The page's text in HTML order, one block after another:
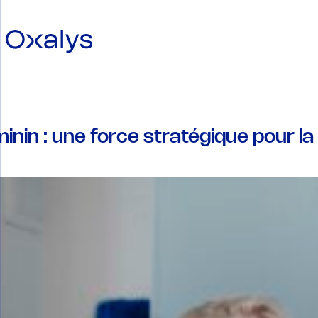
: une force stratégique pour